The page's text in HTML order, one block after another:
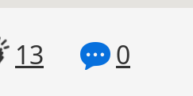
13 0